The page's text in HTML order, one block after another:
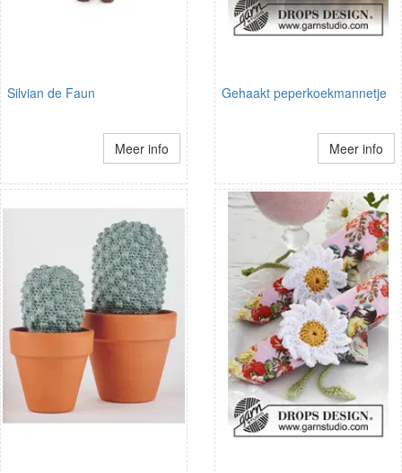
Silvian de Faun
Meer info
Gehaakt peperkoekmannetje
Meer info